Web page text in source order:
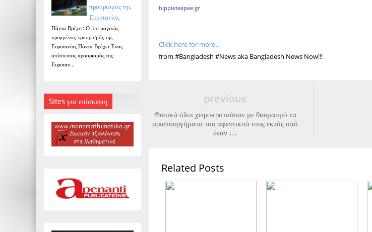
προορισμός της
Ευρυτανίας
Πάντα Βρέχει: Ο πιο μαγικός
κρυμμένος προορισμός της
Ευρυτανίας Πάντα Βρέχει Ένας
απίστευτος προορισμός της
Ευρυταν...
Sites για επίσκεψη
hippieteepee.gr
Click here for more...
from #Bangladesh #News aka Bangladesh News Now!!!
previous
Φυσικά όλοι χειροκροτούσαν με θαυμασμό τα
αριστουργήματα του αφεντικού τους εκτός από
έναν …
Related Posts